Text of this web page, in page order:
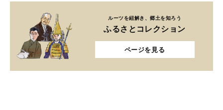
ルーツを紐解き、郷土を知ろう
ふるさとコレクション
ページを見る